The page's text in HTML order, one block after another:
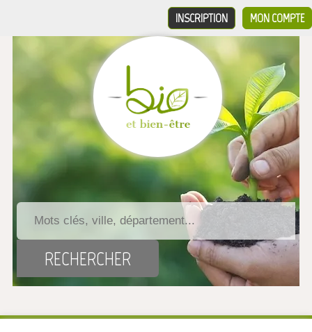
MON COMPTE
INSCRIPTION